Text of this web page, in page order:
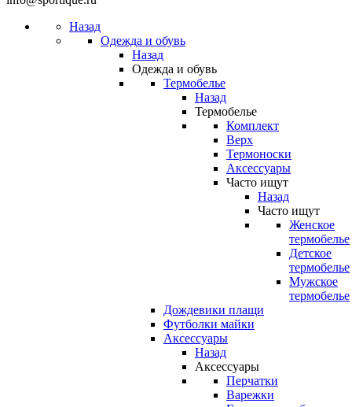
Назад
Одежда и обувь
Назад
Одежда и обувь
Термобелье
Назад
Термобелье
Комплект
Верх
Термоноски
Аксессуары
Часто ищут
Назад
Часто ищут
Женское
термобелье
Детское
термобелье
Мужское
термобелье
Дождевики плащи
Футболки майки
Аксессуары
Назад
Аксессуары
Перчатки
Варежки